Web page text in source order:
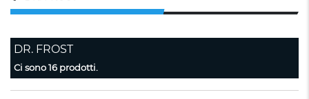
DR. FROST
Ci sono 16 prodotti.